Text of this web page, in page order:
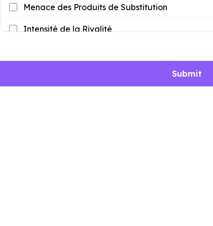
Menace des Produits de Substitution
Intensité de la Rivalité
Submit